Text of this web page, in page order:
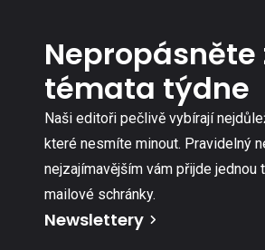
témata týdne
Naši editoři pečlivě vybírají
které nesmíte minout. Pravidelný
nejzajímavějším vám přijde jednou
mailové schránky.
Newslettery